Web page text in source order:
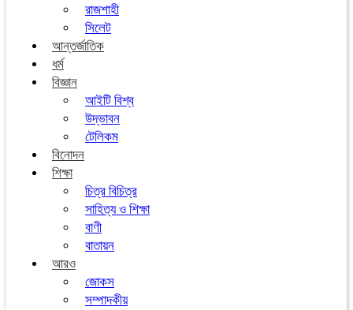
রাজশাহী
সিলেট
আন্তর্জাতিক
ধর্ম
বিজ্ঞান
আইটি বিশ্ব
উদ্ভাবন
টেলিকম
বিনোদন
শিক্ষা
চিত্র বিচিত্র
সাহিত্য ও শিক্ষা
বাণী
বাতায়ন
আরও
জোকস
সম্পাদকীয়